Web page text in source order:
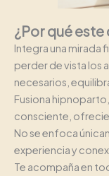
¿Por qué
Integra una mirada
perder de vista los
necesarios,
Fusiona
consciente,
No se enfoca
experiencia y
Te acompaña en